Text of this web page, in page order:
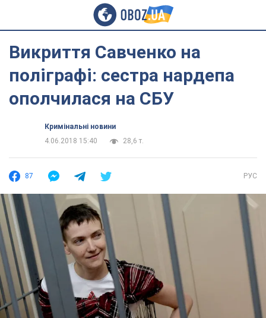
Викриття Савченко на
поліграфі: сестра нардепа
ополчилася на СБУ
Кримінальні новини
4.06.2018 15:40
28,6 т.
87 РУС